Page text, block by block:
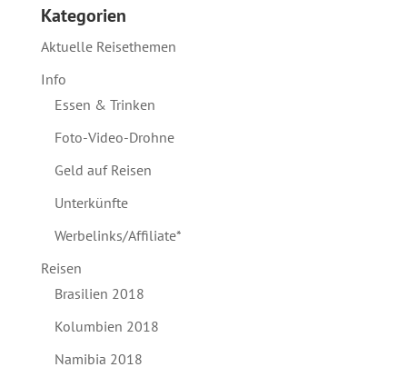
Kategorien
Aktuelle Reisethemen
Info
Essen & Trinken
Foto-Video-Drohne
Geld auf Reisen
Unterkünfte
Werbelinks/Affiliate*
Reisen
Brasilien 2018
Kolumbien 2018
Namibia 2018